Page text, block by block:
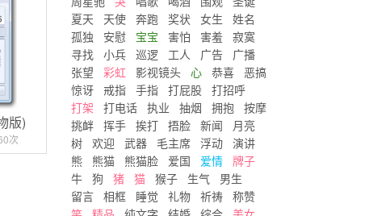
版)
次
夏天
天使 奔跑 奖状 女生
姓名
孤独
安慰 宝宝 害怕 害羞
寂寞
寻找
小兵 巡逻 工人 广告
广播
张望
彩虹 影视镜头 心 恭喜
恶搞
惊讶
戒指 手指 打屁股
打招呼
打架
打电话 执业 抽烟 拥抱
按摩
挑衅
挥手 挨打 捂脸 新闻
月亮
树
欢迎 武器 毛主席 浮动
演讲
熊
熊猫 熊猫脸 爱国 爱情
牌子
牛
狗 猪 猫 猴子 生气
男生
留言
相框 睡觉 礼物 祈祷
称赞